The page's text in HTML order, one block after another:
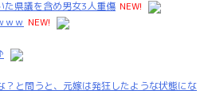
た県議を含め男女3人重傷 NEW!
ｗｗ NEW!
と問うと、元嫁は発狂したような状態にな